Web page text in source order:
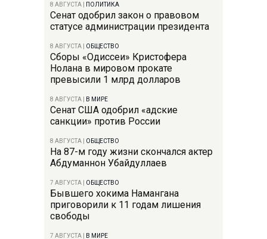
8 АВГУСТА ПОЛИТИКА
Сенат одобрил закон о правовом
статусе администрации президента
8 АВГУСТА ОБЩЕСТВО
Сборы «Одиссеи» Кристофера
Нолана в мировом прокате
превысили 1 млрд долларов
8 АВГУСТА В МИРЕ
Сенат США одобрил «адские
санкции» против России
8 АВГУСТА ОБЩЕСТВО
На 87-м году жизни скончался актер
Абдуманнон Убайдуллаев
7 АВГУСТА ОБЩЕСТВО
Бывшего хокима Намангана
приговорили к 11 годам лишения
свободы
7 АВГУСТА В МИРЕ